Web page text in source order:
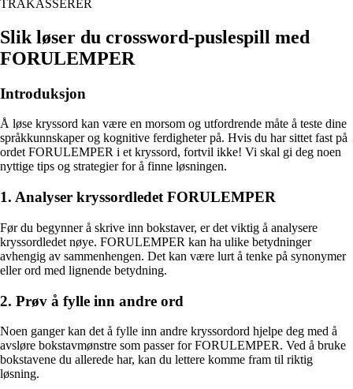
TRAKASSERER
Slik løser du crossword-puslespill med
FORULEMPER
Introduksjon
Å løse kryssord kan være en morsom og utfordrende måte å teste dine
språkkunnskaper og kognitive ferdigheter på. Hvis du har sittet fast på
ordet FORULEMPER i et kryssord, fortvil ikke! Vi skal gi deg noen
nyttige tips og strategier for å finne løsningen.
1. Analyser kryssordledet FORULEMPER
Før du begynner å skrive inn bokstaver, er det viktig å analysere
kryssordledet nøye. FORULEMPER kan ha ulike betydninger
avhengig av sammenhengen. Det kan være lurt å tenke på synonymer
eller ord med lignende betydning.
2. Prøv å fylle inn andre ord
Noen ganger kan det å fylle inn andre kryssordord hjelpe deg med å
avsløre bokstavmønstre som passer for FORULEMPER. Ved å bruke
bokstavene du allerede har, kan du lettere komme fram til riktig
løsning.